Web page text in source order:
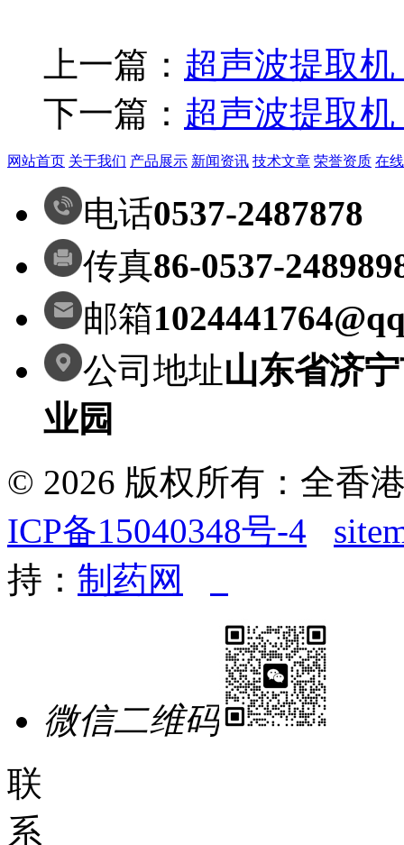
上一篇： 超声波提取
下一篇： 超声波提取
网站首页 关于我们 产品展示 新闻资讯 技术文章 荣誉资质 在
电话0537-2487878
传真86-0537-
邮箱
公司地址山东省济
业园
© 2026 版权所有：全香
ICP备15040348号-4
持： 制药网
微信二维码
联
系